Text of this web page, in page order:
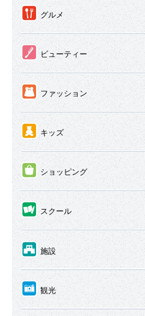
① グルメ
② ビューティー
③ ファッション
④ キッズ
⑤ ショッピング
⑥ スクール
⑦ 施設
⑧ 観光